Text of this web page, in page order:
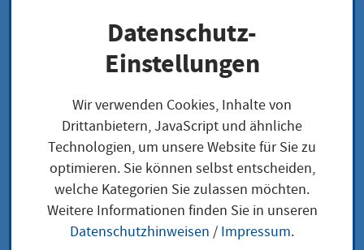
Dienstleistung-Finder
Verwaltungsstruktur
Personal und Organisation
Personal und
Organisation
Datenschutz-
Einstellungen
Wir verwenden Cookies, Inhalte von
Drittanbietern, JavaScript und ähnliche
Technologien, um unsere Website für Sie zu
optimieren. Sie können selbst entscheiden,
welche Kategorien Sie zulassen möchten.
Weitere Informationen finden Sie in unseren
Datenschutzhinweisen / Impressum.